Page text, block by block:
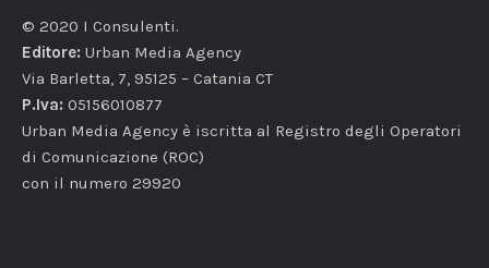
© 2020 I Consulenti.
Editore: Urban Media Agency
Via Barletta, 7, 95125 – Catania CT
P.Iva: 05156010877
Urban Media Agency è iscritta al Registro degli Operatori
di Comunicazione (ROC)
con il numero 29920